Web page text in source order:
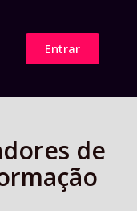
Entrar
de